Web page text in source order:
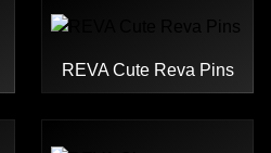
REVA Cute Reva Pins